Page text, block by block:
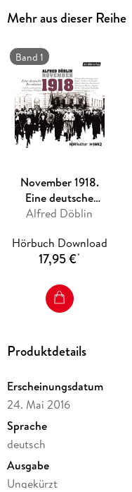
Döblin ein Porträt der
Rosa Luxemburg. Ihr
deutsche sozialistische
(Laufzeit: 2h 54)
Mehr aus dieser Reihe
Band 1
November 1918.
Eine deutsche
Revolution
Alfred Döblin
Hörbuch Download
17,95 €*
Produktdetails
Erscheinungsdatum
24. Mai 2016
Sprache
deutsch
Ausgabe
Ungekürzt